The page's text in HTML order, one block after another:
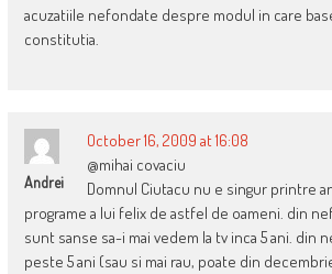
acuzatiile nefondate despre modul in care
constitutia.
Andrei
October 16, 2009 at 16:08
@mihai covaciu
Domnul Ciutacu nu e singur printre
programe a lui felix de astfel de oameni. din
sunt sanse sa-i mai vedem la tv inca 5 ani. din
peste 5 ani (sau si mai rau, poate din